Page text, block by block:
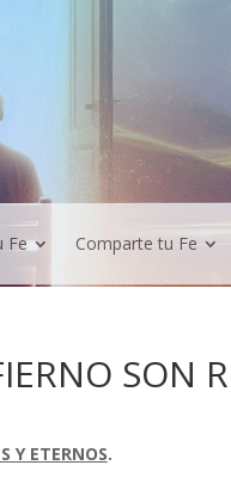
Fe Comparte tu Fe
SON
Y ETERNOS.